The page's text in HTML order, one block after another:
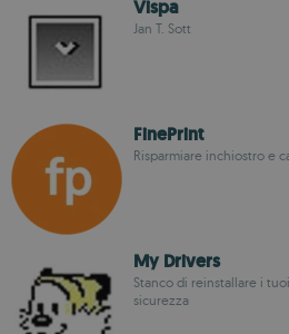
Vispa
Jan T. Sott
FinePrint
Risparmiare inchiostro e
My Drivers
Stanco di reinstallare i
sicurezza